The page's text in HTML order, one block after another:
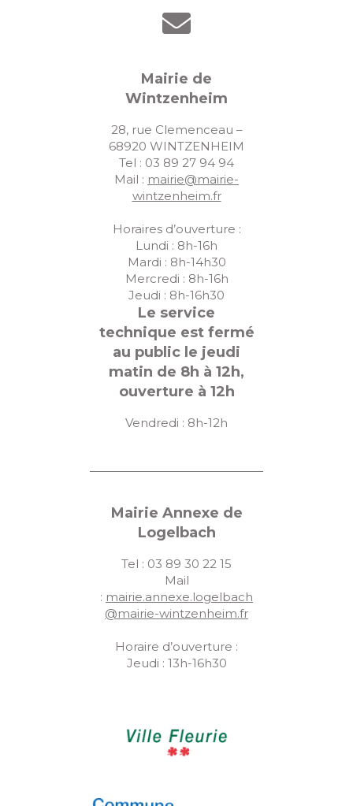
Mairie de
Wintzenheim
28, rue Clemenceau –
68920 WINTZENHEIM
Tel : 03 89 27 94 94
Mail : mairie@mairie-
wintzenheim.fr
Horaires d’ouverture :
Lundi : 8h-16h
Mardi : 8h-14h30
Mercredi : 8h-16h
Jeudi : 8h-16h30
Le service
technique est fermé
au public le jeudi
matin de 8h à 12h,
ouverture à 12h
Vendredi : 8h-12h
Mairie Annexe de
Logelbach
Tel : 03 89 30 22 15
Mail
: mairie.annexe.logelbach
@mairie-wintzenheim.fr
Horaire d’ouverture :
Jeudi : 13h-16h30